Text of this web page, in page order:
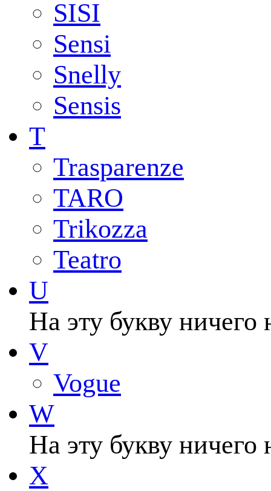
SISI
Sensi
Snelly
Sensis
T
Trasparenze
TARO
Trikozza
Teatro
U
На эту букву ничего
V
Vogue
W
На эту букву ничего
X